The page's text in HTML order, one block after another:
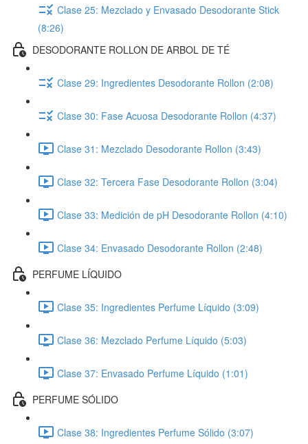
Clase 25: Mezclado y Envasado Desodorante Stick
(8:26)
DESODORANTE ROLLON DE ARBOL DE TÉ
Clase 29: Ingredientes Desodorante Rollon (2:08)
Clase 30: Fase Acuosa Desodorante Rollon (4:37)
Clase 31: Mezclado Desodorante Rollon (3:43)
Clase 32: Tercera Fase Desodorante Rollon (3:04)
Clase 33: Medición de pH Desodorante Rollon (4:10)
Clase 34: Envasado Desodorante Rollon (2:48)
PERFUME LÍQUIDO
Clase 35: Ingredientes Perfume Líquido (3:09)
Clase 36: Mezclado Perfume Líquido (5:03)
Clase 37: Envasado Perfume Líquido (1:01)
PERFUME SÓLIDO
Clase 38: Ingredientes Perfume Sólido (3:07)